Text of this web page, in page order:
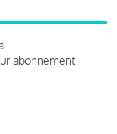
abonnement